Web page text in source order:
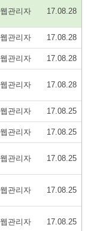
웹관리자 17.08.28
웹관리자 17.08.28
웹관리자 17.08.28
웹관리자 17.08.28
웹관리자 17.08.25
웹관리자 17.08.25
웹관리자 17.08.25
웹관리자 17.08.25
웹관리자 17.08.25